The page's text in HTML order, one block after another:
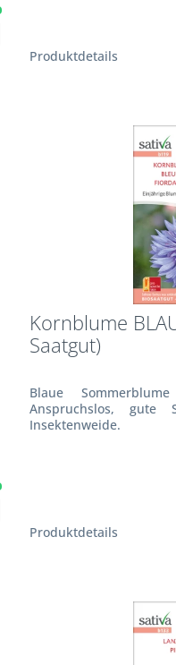
Produktdetails
Kornblume
Saatgut)
Blaue
Anspruchslos, gute
Insektenweide.
Produktdetails